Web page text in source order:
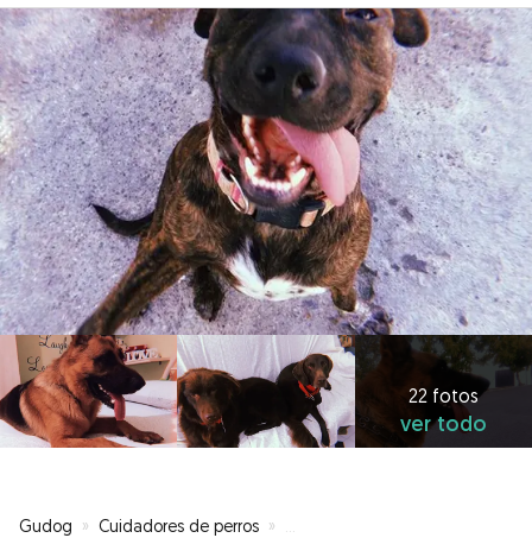
22 fotos
ver todo
Gudog » Cuidadores de perros »